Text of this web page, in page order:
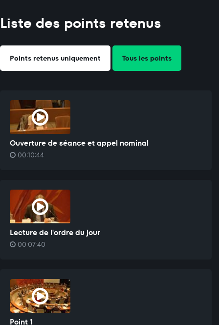
Liste des points retenus
Points retenus uniquement Tous les points
Ouverture de séance et appel nominal
00:10:44
Lecture de l'ordre du jour
00:07:40
Point 1